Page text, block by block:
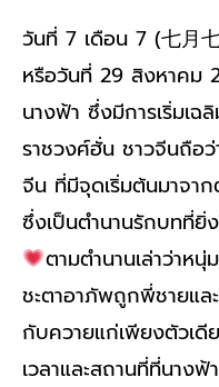
วันที่ 7 เดือน 7 (七月
หรือวันที่ 29 สิงหาคม
นางฟ้า ซึ่งมีการเริ่มเ
ราชวงศ์ฮั่น ชาวจีนถือ
จีน ที่มีจุดเริ่มต้นมาจา
ซึ่งเป็นตำนานรักบทที่
ตามตำนานเล่าว่าห
ชะตาอาภัพถูกพี่ชายแล
กับควายแก่เพียงตัวเดี
เวลาและสถานที่ที่นาง